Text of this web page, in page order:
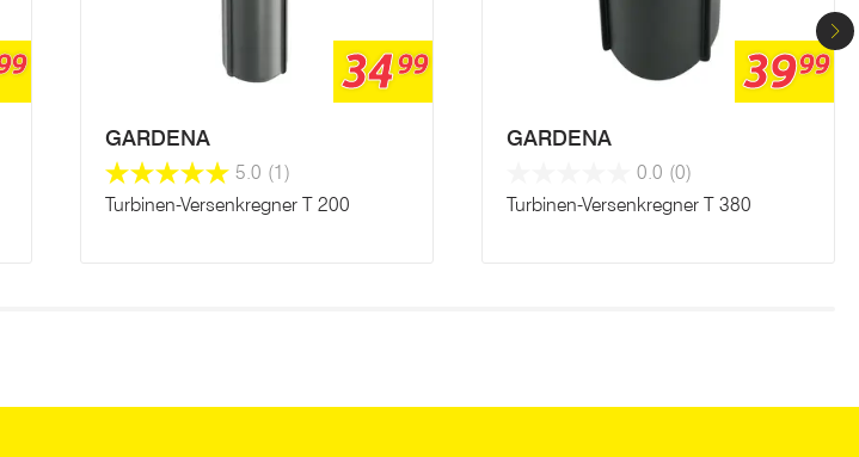
3499
GARDENA
5.0 (1)
Turbinen-Versenkregner T 200
3999
GARDENA
0.0 (0)
Turbinen-Versenkregner T 380